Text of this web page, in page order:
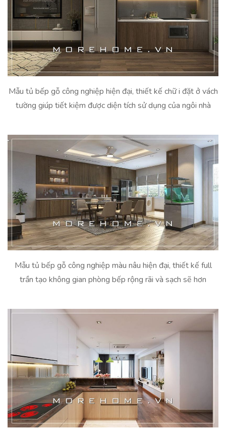
Mẫu tủ bếp gỗ công nghiệp hiện đại, thiết kế chữ i đặt ở vách
tường giúp tiết kiệm được diện tích sử dụng của ngôi nhà
Mẫu tủ bếp gỗ công nghiệp màu nâu hiện đại, thiết kế full
trần tạo không gian phòng bếp rộng rãi và sạch sẽ hơn